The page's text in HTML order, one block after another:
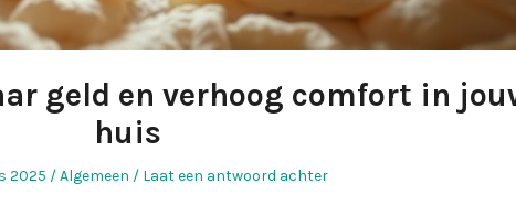
geld en verhoog comfort in
huis
2025
Geplaatst
Algemeen Laat een antwoord achter